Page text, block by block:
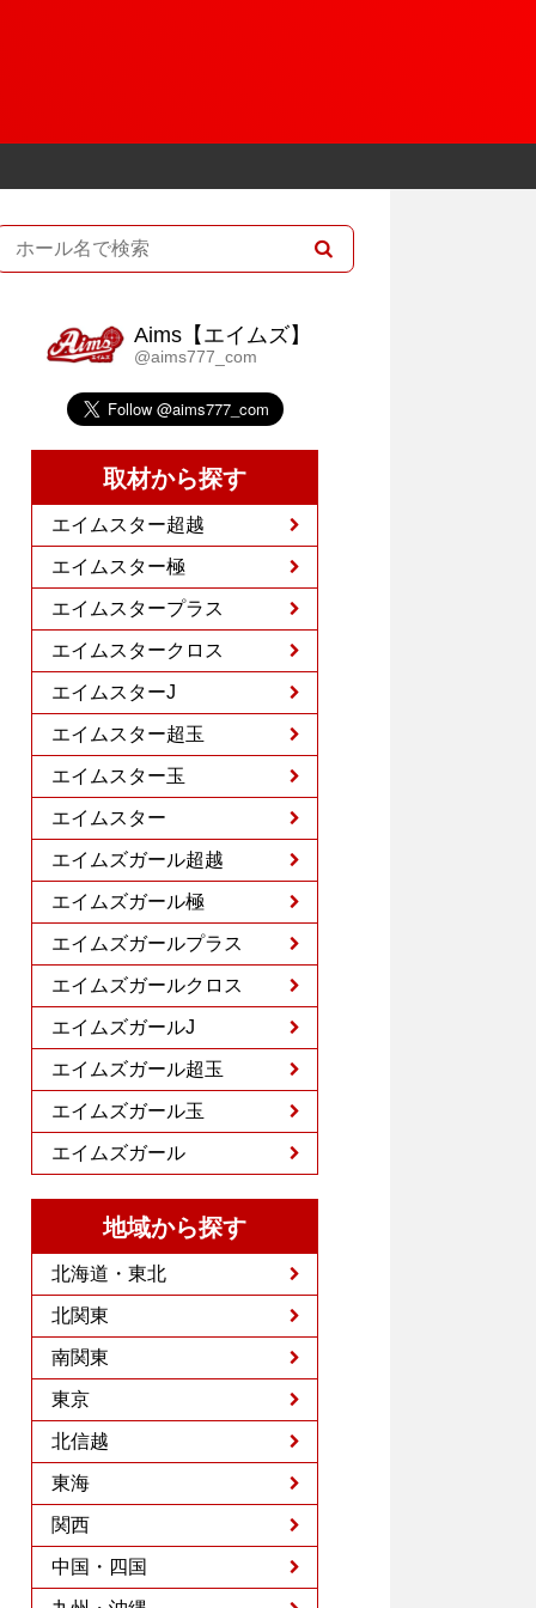
Aims【エイムズ】
@aims777_com
取材から探す
エイムスター超越
エイムスター極
エイムスタープラス
エイムスタークロス
エイムスターJ
エイムスター超玉
エイムスター玉
エイムスター
エイムズガール超越
エイムズガール極
エイムズガールプラス
エイムズガールクロス
エイムズガールJ
エイムズガール超玉
エイムズガール玉
エイムズガール
地域から探す
北海道・東北
北関東
南関東
東京
北信越
東海
関西
中国・四国